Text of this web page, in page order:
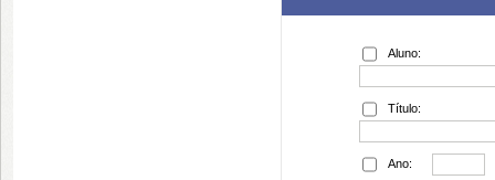
Aluno:
Título:
Ano: